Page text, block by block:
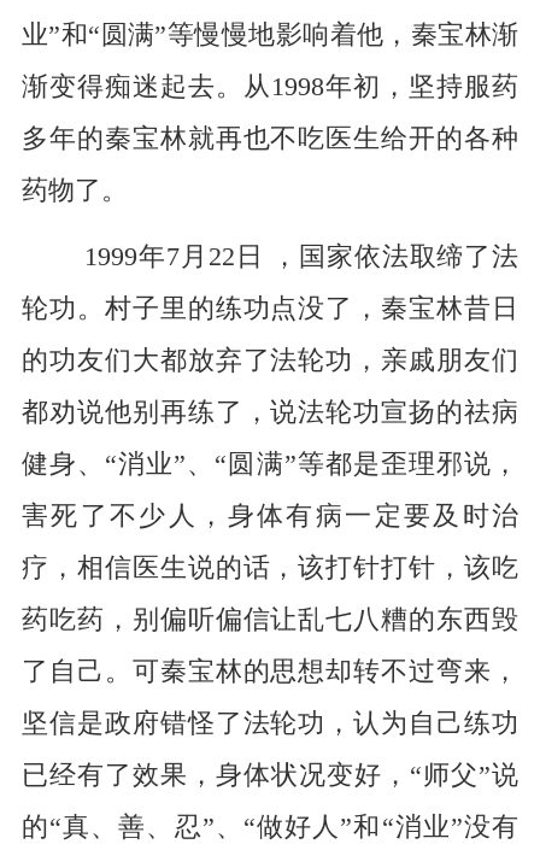
业”和“圆满”等慢慢地影响着他，秦宝林渐
渐变得痴迷起去。从1998年初，坚持服药
多年的秦宝林就再也不吃医生给开的各种
药物了。
1999年7月22日
，国家依法取缔了法
轮功。村子里的练功点没了，秦宝林昔日
的功友们大都放弃了法轮功，亲戚朋友们
都劝说他别再练了，说法轮功宣扬的祛病
健身、“消业”、“圆满”等都是歪理邪说，
害死了不少人，身体有病一定要及时治
疗，相信医生说的话，该打针打针，该吃
药吃药，别偏听偏信让乱七八糟的东西毁
了自己。可秦宝林的思想却转不过弯来，
坚信是政府错怪了法轮功，认为自己练功
已经有了效果，身体状况变好，“师父”说
的“真、善、忍”、“做好人”和“消业”没有